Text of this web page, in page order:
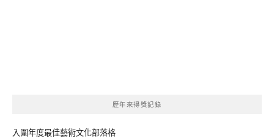
歷年來得獎記錄
入圍年度最佳藝術文化部落格